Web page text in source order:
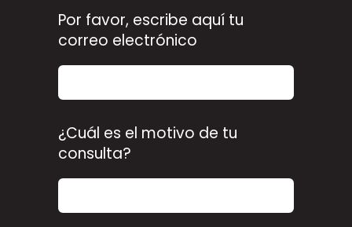
Por favor, escribe aquí tu
correo electrónico
¿Cuál es el motivo de tu
consulta?